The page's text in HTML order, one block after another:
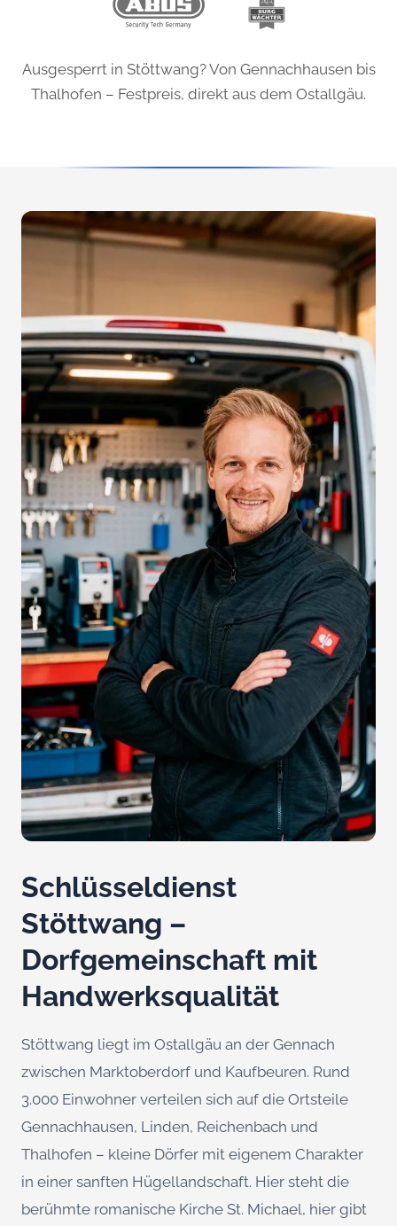
Ausgesperrt in Stöttwang? Von Gennachhausen bis
Thalhofen – Festpreis, direkt aus dem Ostallgäu.
Schlüsseldienst
Stöttwang –
Dorfgemeinschaft mit
Handwerksqualität
Stöttwang liegt im Ostallgäu an der Gennach
zwischen Marktoberdorf und Kaufbeuren. Rund
3.000 Einwohner verteilen sich auf die Ortsteile
Gennachhausen, Linden, Reichenbach und
Thalhofen – kleine Dörfer mit eigenem Charakter
in einer sanften Hügellandschaft. Hier steht die
berühmte romanische Kirche St. Michael, hier gibt